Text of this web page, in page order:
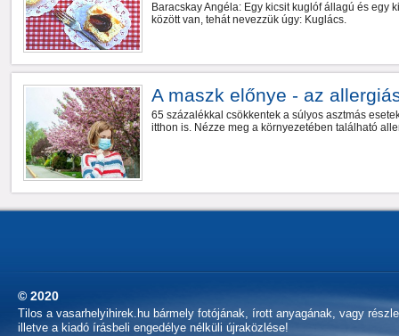
Baracskay Angéla: Egy kicsit kuglóf állagú és egy
között van, tehát nevezzük úgy: Kuglács.
A maszk előnye - az
65 százalékkal csökkentek a súlyos asztmás
itthon is. Nézze meg a környezetében található
© 2020
Tilos a vasarhelyihirek.hu bármely fotójának, írott anyagának, vagy
illetve a kiadó írásbeli engedélye nélküli újraközlése!